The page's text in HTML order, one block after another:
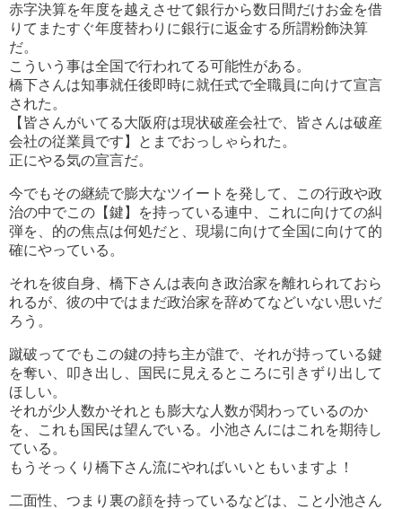
赤字決算を年度を越えさせて銀行から数日間だけお金を借
りてまたすぐ年度替わりに銀行に返金する所謂粉飾決算
だ。
こういう事は全国で行われてる可能性がある。
橋下さんは知事就任後即時に就任式で全職員に向けて宣言
された。
【皆さんがいてる大阪府は現状破産会社で、皆さんは破産
会社の従業員です】とまでおっしゃられた。
正にやる気の宣言だ。
今でもその継続で膨大なツイートを発して、この行政や政
治の中でこの【鍵】を持っている連中、これに向けての糾
弾を、的の焦点は何処だと、現場に向けて全国に向けて的
確にやっている。
それを彼自身、橋下さんは表向き政治家を離れられておら
れるが、彼の中ではまだ政治家を辞めてなどいない思いだ
ろう。
蹴破ってでもこの鍵の持ち主が誰で、それが持っている鍵
を奪い、叩き出し、国民に見えるところに引きずり出して
ほしい。
それが少人数かそれとも膨大な人数が関わっているのか
を、これも国民は望んでいる。小池さんにはこれを期待し
ている。
もうそっくり橋下さん流にやればいいともいますよ！
二面性、つまり裏の顔を持っているなどは、こと小池さん